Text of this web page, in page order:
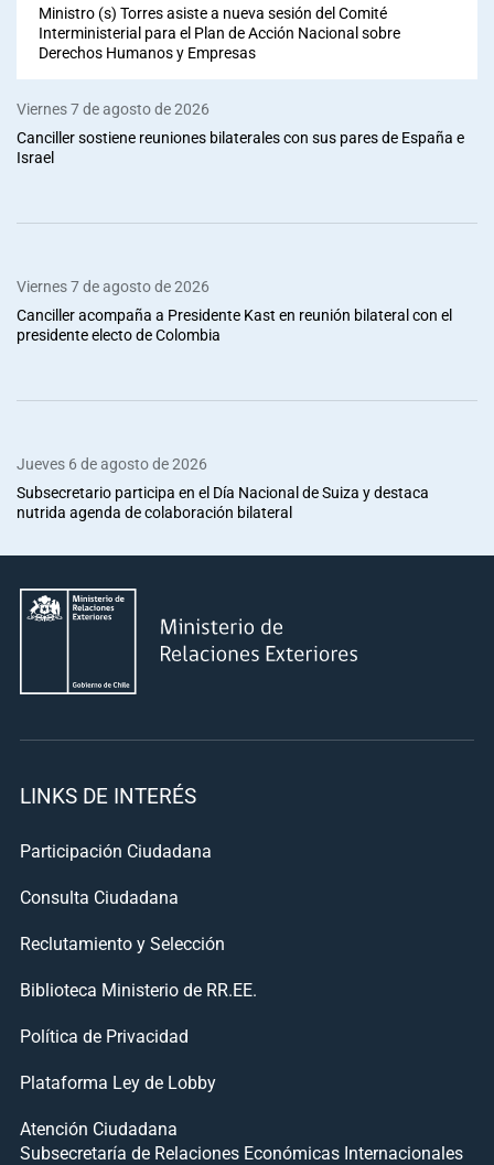
Ministro (s) Torres asiste a nueva sesión del Comité
Interministerial para el Plan de Acción Nacional sobre
Derechos Humanos y Empresas
Viernes 7 de agosto de 2026
Canciller sostiene reuniones bilaterales con sus pares de España e
Israel
Viernes 7 de agosto de 2026
Canciller acompaña a Presidente Kast en reunión bilateral con el
presidente electo de Colombia
Jueves 6 de agosto de 2026
Subsecretario participa en el Día Nacional de Suiza y destaca
nutrida agenda de colaboración bilateral
LINKS DE INTERÉS
Participación Ciudadana
Consulta Ciudadana
Reclutamiento y Selección
Biblioteca Ministerio de RR.EE.
Política de Privacidad
Plataforma Ley de Lobby
Atención Ciudadana
Subsecretaría de Relaciones Económicas Internacionales